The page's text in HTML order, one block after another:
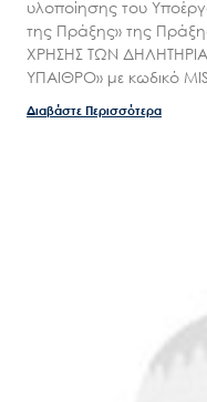
υλοποίησης του
της Πράξης» της
ΧΡΗΣΗΣ ΤΩΝ
ΥΠΑΙΘΡΟ» με κωδικό
Διαβάστε Περισσότερα